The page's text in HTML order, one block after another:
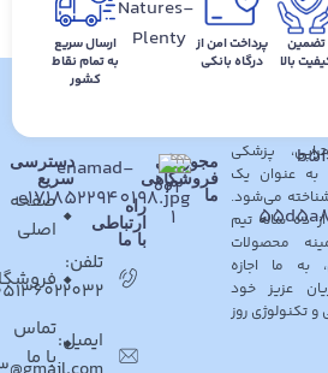
تضمین
بالا
پرداخت امن از
درگاه بانکی
ارسال سریع
به تمام نقاط
کشور
پزشکی
عنوان یک
می‌شود.
ده ساله تیم
محصولات
به ما اجازه
عزیز خود
تکنولوژی روز
مجوزهای
فروشگاهی
ما
تلفن:
ایمیل:
راه
ارتباطی
با ما
صفحه
اصلی
تماس
با ما
دسترسی
سریع